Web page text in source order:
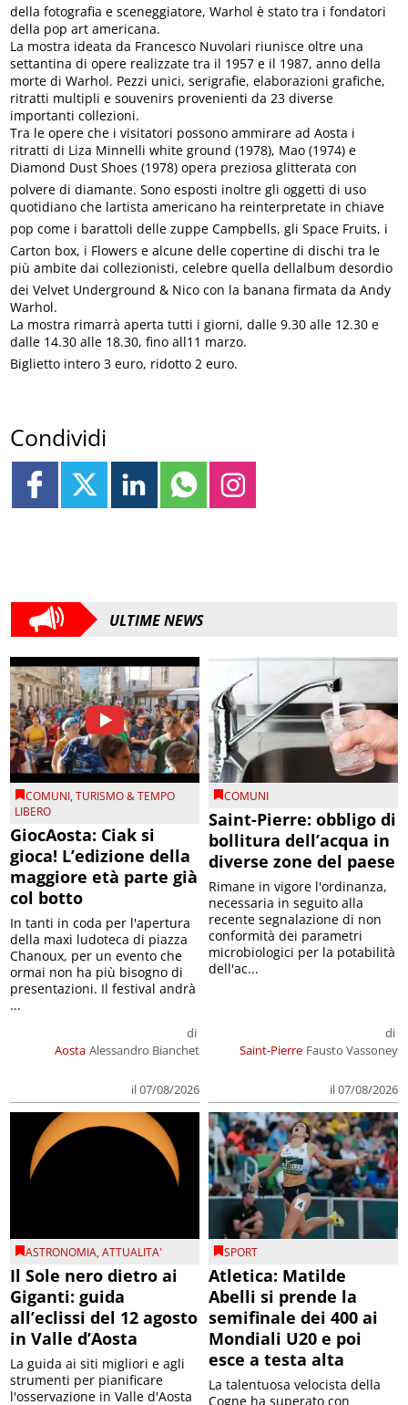
della fotografia e sceneggiatore, Warhol è stato tra i fondatori
della pop art americana.
La mostra ideata da Francesco Nuvolari riunisce oltre una
settantina di opere realizzate tra il 1957 e il 1987, anno della
morte di Warhol. Pezzi unici, serigrafie, elaborazioni grafiche,
ritratti multipli e souvenirs provenienti da 23 diverse
importanti collezioni.
Tra le opere che i visitatori possono ammirare ad Aosta i
ritratti di Liza Minnelli white ground (1978), Mao (1974) e
Diamond Dust Shoes (1978) opera preziosa glitterata con
polvere di diamante. Sono esposti inoltre gli oggetti di uso
quotidiano che lartista americano ha reinterpretate in chiave
pop come i barattoli delle zuppe Campbells, gli Space Fruits, i
Carton box, i Flowers e alcune delle copertine di dischi tra le
più ambite dai collezionisti, celebre quella dellalbum desordio
dei Velvet Underground & Nico con la banana firmata da Andy
Warhol.
La mostra rimarrà aperta tutti i giorni, dalle 9.30 alle 12.30 e
dalle 14.30 alle 18.30, fino all11 marzo.
Biglietto intero 3 euro, ridotto 2 euro.
Condividi
ULTIME NEWS
COMUNI,TURISMO & TEMPO
LIBERO
GiocAosta: Ciak si
gioca! L’edizione della
maggiore età parte già
col botto
Aosta
di
Alessandro Bianchet
il 07/08/2026
In tanti in coda per l'apertura
della maxi ludoteca di piazza
Chanoux, per un evento che
ormai non ha più bisogno di
presentazioni. Il festival andrà
...
COMUNI
Saint-Pierre: obbligo di
bollitura dell’acqua in
diverse zone del paese
Saint-Pierre
di
Fausto Vassoney
il 07/08/2026
Rimane in vigore l'ordinanza,
necessaria in seguito alla
recente segnalazione di non
conformità dei parametri
microbiologici per la potabilità
dell'ac...
ASTRONOMIA,ATTUALITA'
Il Sole nero dietro ai
Giganti: guida
all’eclissi del 12 agosto
in Valle d’Aosta
La guida ai siti migliori e agli
strumenti per pianificare
l'osservazione in Valle d'Aosta
SPORT
Atletica: Matilde
Abelli si prende la
semifinale dei 400 ai
Mondiali U20 e poi
esce a testa alta
La talentuosa velocista della
Cogne ha superato con